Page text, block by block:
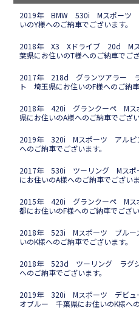
2019年 BMW 530i Mスポーツ
いのY様へのご納車でございます。
2018年 X3 Xドライブ 20d M
葉県にお住いのT様へのご納車でござ
2017年 218d グランツアラー ラ
ト 埼玉県にお住いのF様へのご納車
2018年 420i グランクーペ Mス
県にお住いのA様へのご納車でござい
2019年 320i Mスポーツ アルピ
へのご納車でございます。
2017年 530i ツーリング Mスポ
にお住いのA様へのご納車でございま
2015年 420i グランクーペ Mス
都にお住いのF様へのご納車でござい
2018年 523i Mスポーツ ブルー
いのK様へのご納車でございます。
2018年 523d ツーリング ラグ
へのご納車でございます。
2019年 320i Mスポーツ デビュ
オブルー 千葉県にお住いのK様への